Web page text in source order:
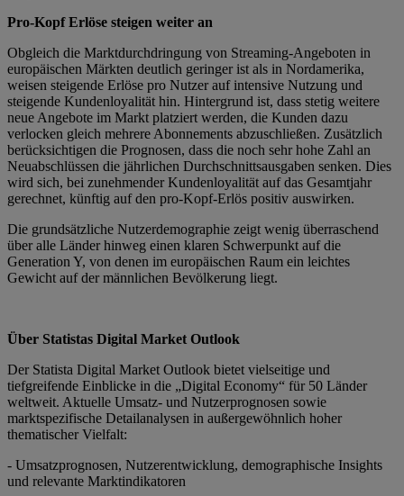
Pro-Kopf Erlöse steigen weiter an
Obgleich die Marktdurchdringung von Streaming-Angeboten in
europäischen Märkten deutlich geringer ist als in Nordamerika,
weisen steigende Erlöse pro Nutzer auf intensive Nutzung und
steigende Kundenloyalität hin. Hintergrund ist, dass stetig weitere
neue Angebote im Markt platziert werden, die Kunden dazu
verlocken gleich mehrere Abonnements abzuschließen. Zusätzlich
berücksichtigen die Prognosen, dass die noch sehr hohe Zahl an
Neuabschlüssen die jährlichen Durchschnittsausgaben senken. Dies
wird sich, bei zunehmender Kundenloyalität auf das Gesamtjahr
gerechnet, künftig auf den pro-Kopf-Erlös positiv auswirken.
Die grundsätzliche Nutzerdemographie zeigt wenig überraschend
über alle Länder hinweg einen klaren Schwerpunkt auf die
Generation Y, von denen im europäischen Raum ein leichtes
Gewicht auf der männlichen Bevölkerung liegt.
Über Statistas Digital Market Outlook
Der Statista Digital Market Outlook bietet vielseitige und
tiefgreifende Einblicke in die „Digital Economy“ für 50 Länder
weltweit. Aktuelle Umsatz- und Nutzerprognosen sowie
marktspezifische Detailanalysen in außergewöhnlich hoher
thematischer Vielfalt:
- Umsatzprognosen, Nutzerentwicklung, demographische Insights
und relevante Marktindikatoren